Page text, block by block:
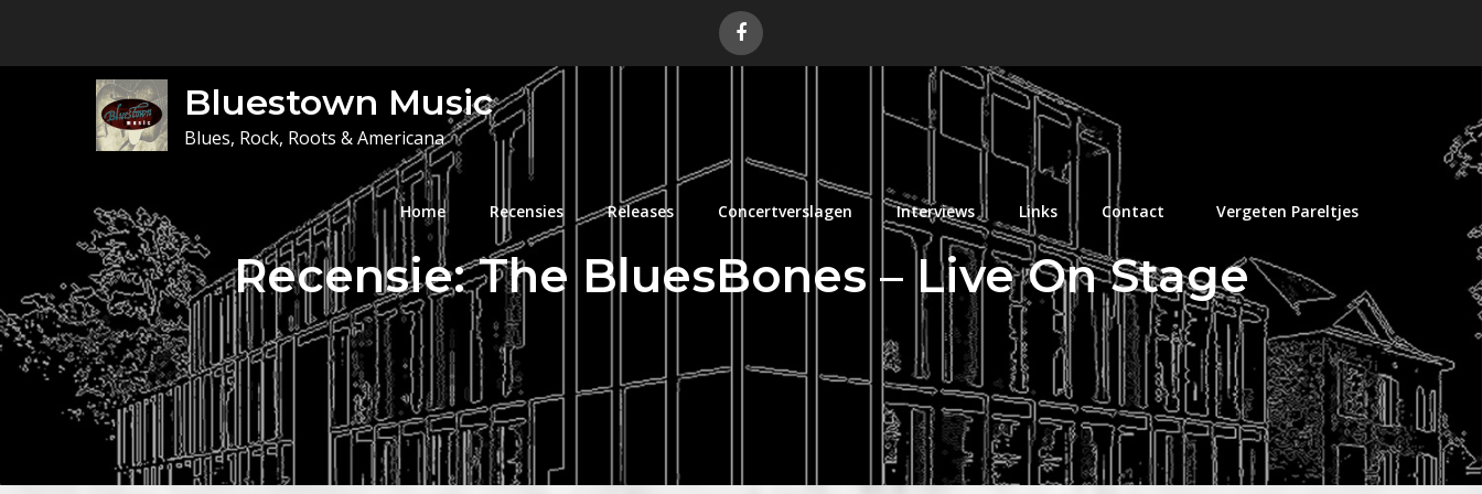
Bluestown Music
Blues, Rock, Roots & Americana
Home Recensies Releases Concertverslagen Interviews Links Contact Vergeten Pareltjes
Recensie: The BluesBones – Live On Stage